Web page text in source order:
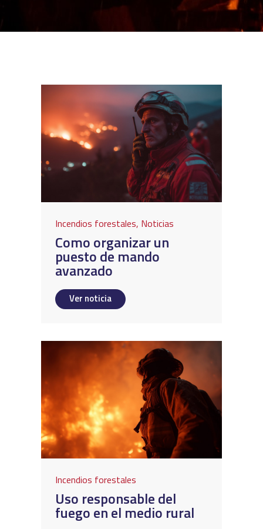
Incendios forestales, Noticias
Como organizar un
puesto de mando
avanzado
Ver noticia
Incendios forestales
Uso responsable del
fuego en el medio rural